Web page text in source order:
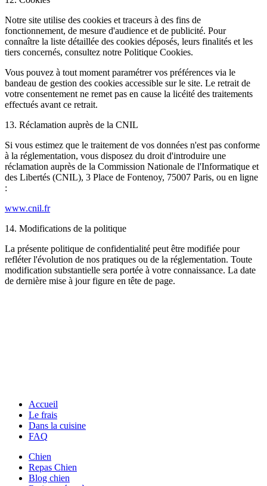
Notre site utilise des cookies et traceurs à des fins de
fonctionnement, de mesure d'audience et de publicité. Pour
connaître la liste détaillée des cookies déposés, leurs finalités et les
tiers concernés, consultez notre Politique Cookies.
Vous pouvez à tout moment paramétrer vos préférences via le
bandeau de gestion des cookies accessible sur le site. Le retrait de
votre consentement ne remet pas en cause la licéité des traitements
effectués avant ce retrait.
13. Réclamation auprès de la CNIL
Si vous estimez que le traitement de vos données n'est pas conforme
à la réglementation, vous disposez du droit d'introduire une
réclamation auprès de la Commission Nationale de l'Informatique et
des Libertés (CNIL), 3 Place de Fontenoy, 75007 Paris, ou en ligne
:
www.cnil.fr
14. Modifications de la politique
La présente politique de confidentialité peut être modifiée pour
refléter l'évolution de nos pratiques ou de la réglementation. Toute
modification substantielle sera portée à votre connaissance. La date
de dernière mise à jour figure en tête de page.
Accueil
Le frais
Dans la cuisine
FAQ
Chien
Repas Chien
Blog chien